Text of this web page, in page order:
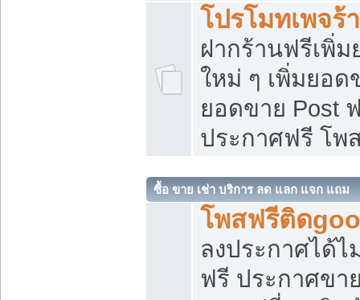
โปรโมทเพจร้
ฝากร้านฟรีเพิ่
ใหม่ ๆ เพิ่มยอด
ยอดขาย Post
ประกาศฟรี โพ
ซื้อ ขาย เช่า บริการ ลด แลก แจก แถม
โพสฟรีติด
ลงประกาศได้
ฟรี ประกาศข